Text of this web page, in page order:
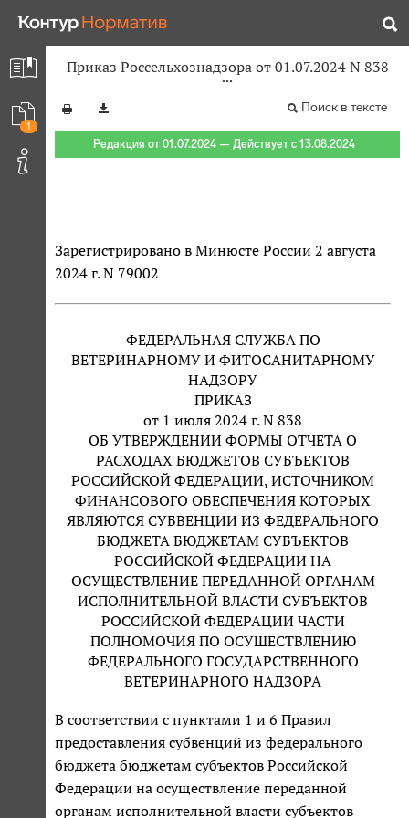
1
Приказ Россельхознадзора от 01.07.2024 N 838
Поиск в тексте
Редакция от 01.07.2024 — Действует с 13.08.2024
Зарегистрировано в Минюсте России 2 августа
2024 г. N 79002
ФЕДЕРАЛЬНАЯ СЛУЖБА ПО
ВЕТЕРИНАРНОМУ И ФИТОСАНИТАРНОМУ
НАДЗОРУ
ПРИКАЗ
от 1 июля 2024 г. N 838
ОБ УТВЕРЖДЕНИИ ФОРМЫ ОТЧЕТА О
РАСХОДАХ БЮДЖЕТОВ СУБЪЕКТОВ
РОССИЙСКОЙ ФЕДЕРАЦИИ, ИСТОЧНИКОМ
ФИНАНСОВОГО ОБЕСПЕЧЕНИЯ КОТОРЫХ
ЯВЛЯЮТСЯ СУБВЕНЦИИ ИЗ ФЕДЕРАЛЬНОГО
БЮДЖЕТА БЮДЖЕТАМ СУБЪЕКТОВ
РОССИЙСКОЙ ФЕДЕРАЦИИ НА
ОСУЩЕСТВЛЕНИЕ ПЕРЕДАННОЙ ОРГАНАМ
ИСПОЛНИТЕЛЬНОЙ ВЛАСТИ СУБЪЕКТОВ
РОССИЙСКОЙ ФЕДЕРАЦИИ ЧАСТИ
ПОЛНОМОЧИЯ ПО ОСУЩЕСТВЛЕНИЮ
ФЕДЕРАЛЬНОГО ГОСУДАРСТВЕННОГО
ВЕТЕРИНАРНОГО НАДЗОРА
В соответствии с пунктами 1 и 6 Правил
предоставления субвенций из федерального
бюджета бюджетам субъектов Российской
Федерации на осуществление переданной
органам исполнительной власти субъектов